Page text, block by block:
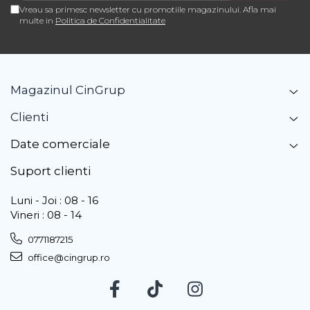
Vreau sa primesc newsletter cu promotiile magazinului. Afla mai
multe in Politica de Confidentialitate
Magazinul CinGrup
Clienti
Date comerciale
Suport clienti
Luni - Joi : 08 - 16
Vineri : 08 - 14
0771187215
office@cingrup.ro